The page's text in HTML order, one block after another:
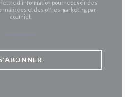
lettre d'information pour recevoir des
et des offres marketing par
courriel.